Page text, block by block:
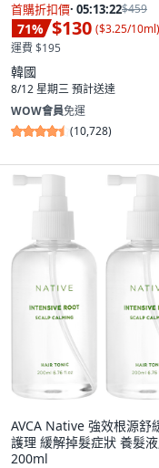
首購折扣價· 05:13:21$459
71% $130 ($3.25/10ml)
運費 $195
韓國
8/12 星期三預計送達
WOW會員免運
(10,728)
AVCA Native 強效根源舒
護理 緩解掉髮症狀 養髮
200ml